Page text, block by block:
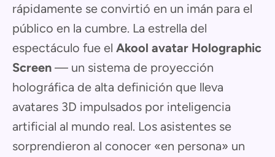
rápidamente se convirtió en un imán para el
público en la cumbre. La estrella del
espectáculo fue el Akool avatar Holographic
Screen — un sistema de proyección
holográfica de alta definición que lleva
avatares 3D impulsados por inteligencia
artificial al mundo real. Los asistentes se
sorprendieron al conocer «en persona» un